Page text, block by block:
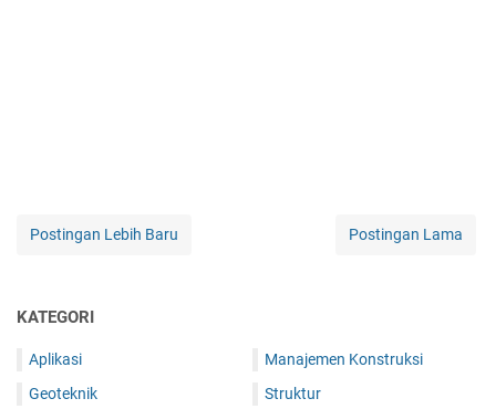
Postingan Lebih Baru Postingan Lama
KATEGORI
Aplikasi
Geoteknik
Manajemen Konstruksi
Struktur